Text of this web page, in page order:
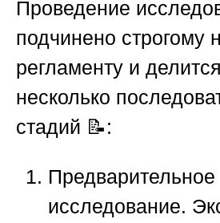
Проведение
подчинено строгому
регламенту и
несколько
стадий 📝:
Предварительное
исследование.